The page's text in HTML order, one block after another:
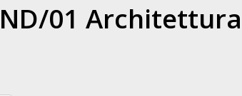
01 Architettura